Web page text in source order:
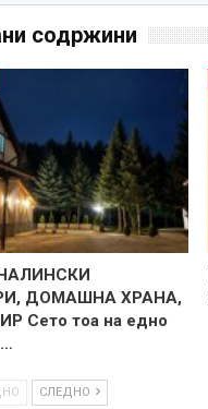
содржини
ДОМАШНА ХРАНА,
Сето тоа на едно
СЛЕДНО